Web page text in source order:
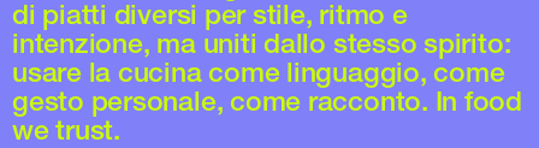
di piatti diversi per stile, ritmo e
intenzione, ma uniti dallo stesso spirito:
usare la cucina come linguaggio, come
gesto personale, come racconto. In food
we trust.